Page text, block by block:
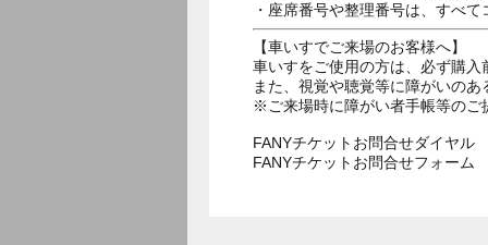
・座席番号や整理番号は、すべ
【車いすでご来場のお客様へ】
車いすをご使用の方は、必ず購
また、視覚や聴覚等に障がいの
※ご来場時に障がい者手帳等のご
FANYチケットお問合せダイヤ
FANYチケットお問合せフォー